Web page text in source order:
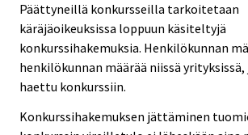
Päättyneillä konkursseilla tarkoitetaan
käräjäoikeuksissa loppuun käsiteltyjä
konkurssihakemuksia. Henkilökunnan
henkilökunnan määrää niissä
haettu konkurssiin.
Konkurssihakemuksen jättäminen